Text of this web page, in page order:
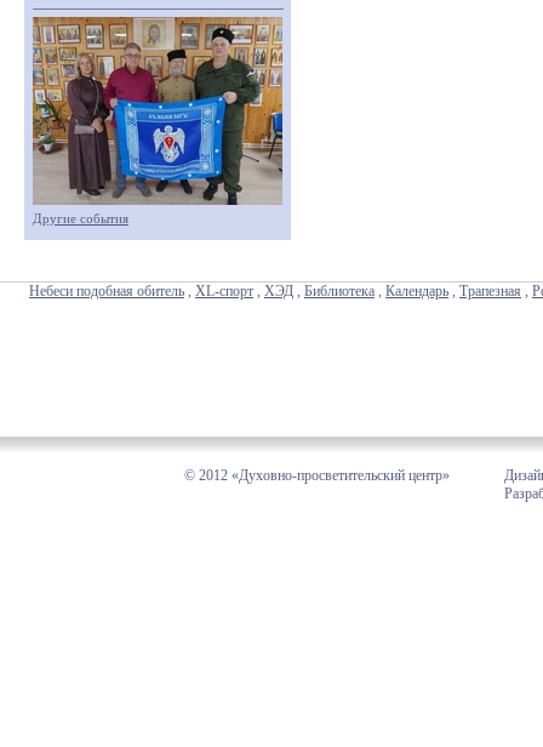
Другие события
Небеси подобная обитель , XL-спорт , ХЭД , Библиотека , Календарь , Трапезная ,
© 2012 «Духовно-просветительский центр»